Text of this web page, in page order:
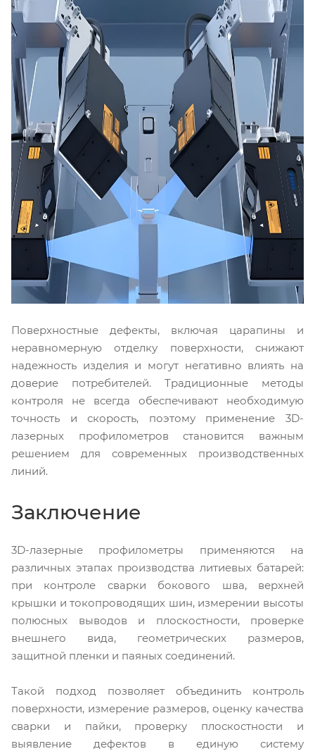
Поверхностные дефекты, включая царапины и
неравномерную отделку поверхности, снижают
надежность изделия и могут негативно влиять на
доверие потребителей. Традиционные методы
контроля не всегда обеспечивают необходимую
точность и скорость, поэтому применение 3D-
лазерных профилометров становится важным
решением для современных производственных
линий.
Заключение
3D-лазерные профилометры применяются на
различных этапах производства литиевых батарей:
при контроле сварки бокового шва, верхней
крышки и токопроводящих шин, измерении высоты
полюсных выводов и плоскостности, проверке
внешнего вида, геометрических размеров,
защитной пленки и паяных соединений.
Такой подход позволяет объединить контроль
поверхности, измерение размеров, оценку качества
сварки и пайки, проверку плоскостности и
выявление дефектов в единую систему